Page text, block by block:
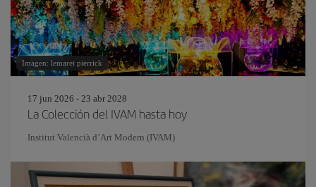
Imagen: lemaret pierrick
17 jun 2026 - 23 abr 2028
La Colección del IVAM hasta hoy
Institut Valencià d’Art Modern (IVAM)